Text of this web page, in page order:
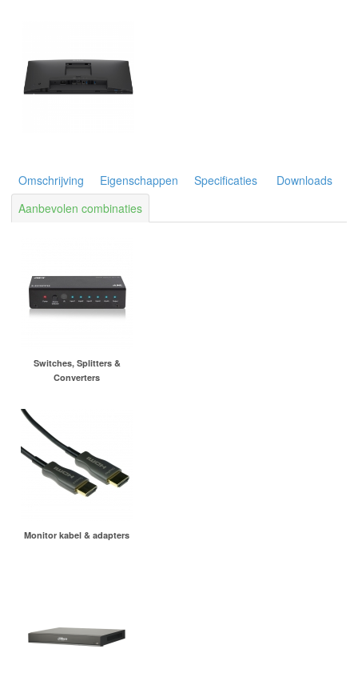
Omschrijving Eigenschappen Specificaties
Downloads
Aanbevolen combinaties
Switches, Splitters &
Converters
Monitor kabel & adapters